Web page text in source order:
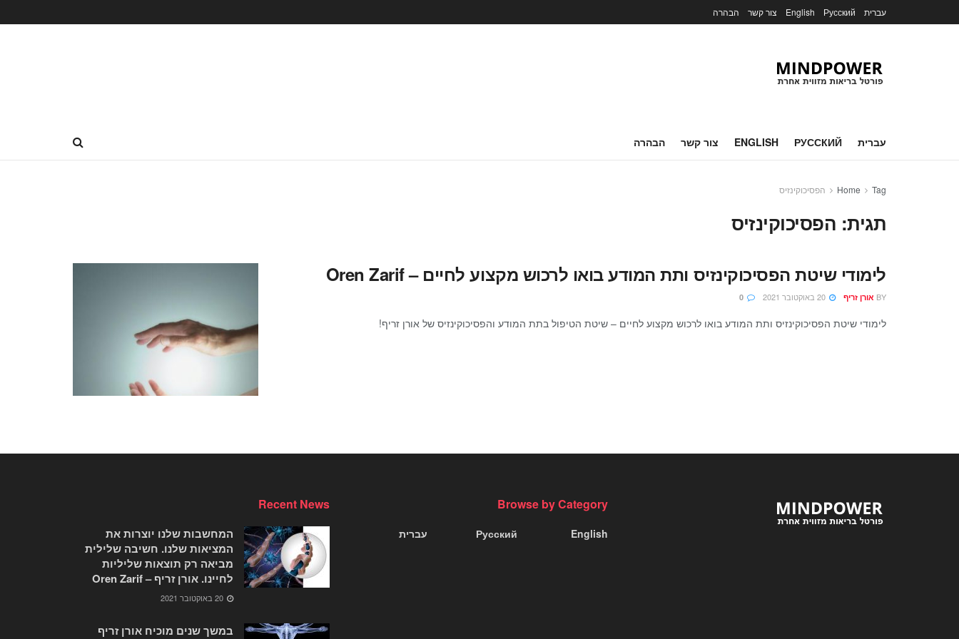
עברית Русский
English צור קשר הבהרה
עברית РУССКИЙ
ENGLISH צור קשר הבהרה
Home Tag הפסיכוקינזיס
תגית: הפסיכוקינזיס
לימודי שיטת הפסיכוקינזיס ותת המודע בואו לרכוש מקצוע לחיים – Oren Zarif
BY אורן זריף
לימודי שיטת הפסיכוקינזיס ותת המודע בואו לרכוש מקצוע לחיים – שיטת הטיפול בתת המודע והפסיכוקינזיס של אורן זריף!
Browse by Category
English
Русский עברית
Recent News
המחשבות שלנו יוצרות את
המציאות שלנו. חשיבה שלילית
מביאה רק תוצאות שליליות
לחיינו. אורן זריף – Oren Zarif
במשך שנים מוכיח אורן זריף